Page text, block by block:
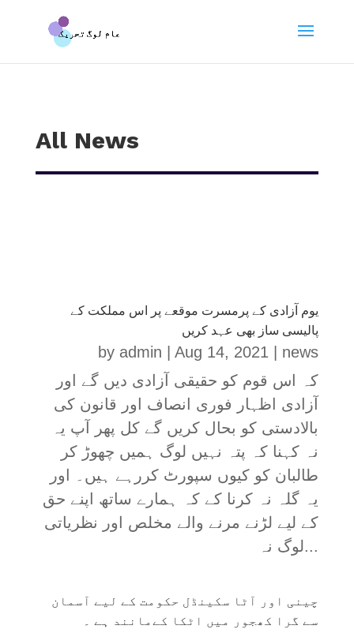
All News
یوم آزادی کے پرمسرت موقعے پر اس مملکت کے
پالیسی ساز بھی عہد کریں
by admin |Aug 14, 2021
news
کہ اس قوم کو حقیقی آزادی دیں گے اور
آزادی اظہار فوری انصاف اور قانون کی
بالادستی کو بحال کریں گے کل پھر آپ یہ
نہ کہنا کہ پتہ نہیں لوگ ہمیں چھوڑ کر
طالبان کو کیوں سپورٹ کررہے ہیں۔ اور
یہ گلہ نہ کرنا کے کہ ہمارے ساتھ اپنے حق
کے لیے لڑنے مرنے والے مخلص اور نظریاتی
لوگ نہ...
چینی اور آٹا سکینڈل حکومت کے لیے آسمان
سے گرا کھجور میں اٹکا کےمانند ہے ۔